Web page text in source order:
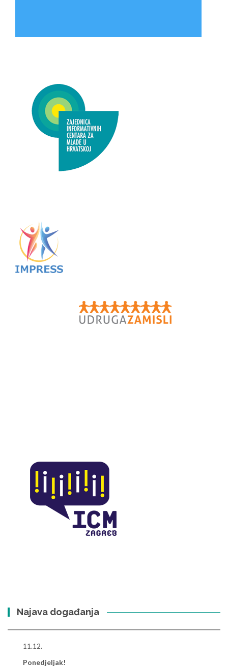
Najava događanja
11.12.
Ponedjeljak!